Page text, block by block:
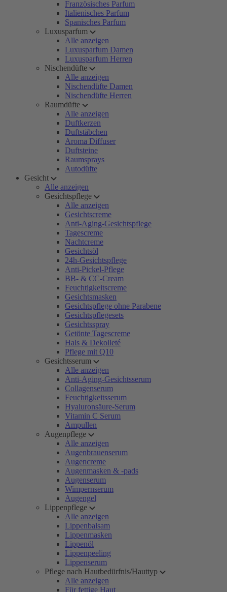
Französisches Parfum
Italienisches Parfum
Spanisches Parfum
Luxusparfum
Alle anzeigen
Luxusparfum Damen
Luxusparfum Herren
Nischendüfte
Alle anzeigen
Nischendüfte Damen
Nischendüfte Herren
Raumdüfte
Alle anzeigen
Duftkerzen
Duftstäbchen
Aroma Diffuser
Duftsteine
Raumsprays
Autodüfte
Gesicht
Alle anzeigen
Gesichtspflege
Alle anzeigen
Gesichtscreme
Anti-Aging-Gesichtspflege
Tagescreme
Nachtcreme
Gesichtsöl
24h-Gesichtspflege
Anti-Pickel-Pflege
BB- & CC-Cream
Feuchtigkeitscreme
Gesichtsmasken
Gesichtspflege ohne Parabene
Gesichtspflegesets
Gesichtsspray
Getönte Tagescreme
Hals & Dekolleté
Pflege mit Q10
Gesichtsserum
Alle anzeigen
Anti-Aging-Gesichtsserum
Collagenserum
Feuchtigkeitsserum
Hyaluronsäure-Serum
Vitamin C Serum
Ampullen
Augenpflege
Alle anzeigen
Augenbrauenserum
Augencreme
Augenmasken & -pads
Augenserum
Wimpernserum
Augengel
Lippenpflege
Alle anzeigen
Lippenbalsam
Lippenmasken
Lippenöl
Lippenpeeling
Lippenserum
Pflege nach Hautbedürfnis/Hauttyp
Alle anzeigen
Für fettige Haut